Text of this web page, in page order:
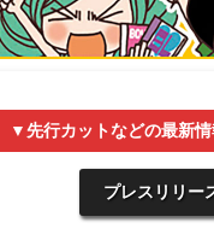
▼先行カットなどの最新
プレスリリー